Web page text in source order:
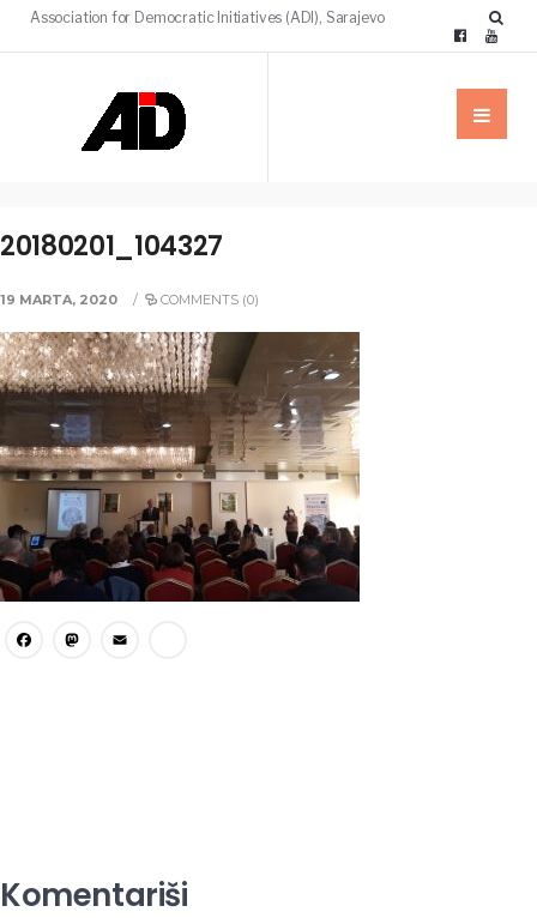
Association for Democratic Initiatives (ADI), Sarajevo
20180201_104327
19 MARTA, 2020 / COMMENTS (0)
Facebook
Mastodon
Komentariši